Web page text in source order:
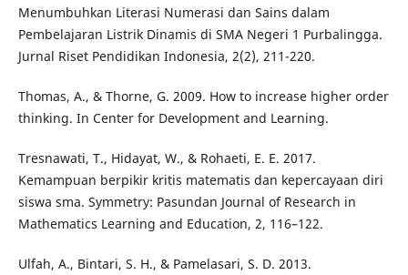
Menumbuhkan Literasi Numerasi dan Sains dalam
Pembelajaran Listrik Dinamis di SMA Negeri 1 Purbalingga.
Jurnal Riset Pendidikan Indonesia, 2(2), 211-220.
Thomas, A., & Thorne, G. 2009. How to increase higher order
thinking. In Center for Development and Learning.
Tresnawati, T., Hidayat, W., & Rohaeti, E. E. 2017.
Kemampuan berpikir kritis matematis dan kepercayaan diri
siswa sma. Symmetry: Pasundan Journal of Research in
Mathematics Learning and Education, 2, 116–122.
Ulfah, A., Bintari, S. H., & Pamelasari, S. D. 2013.